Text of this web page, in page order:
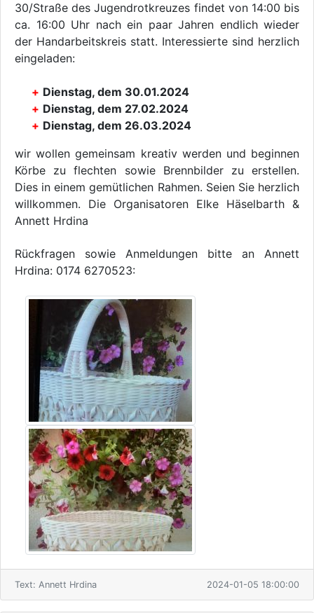
30/Straße des Jugendrotkreuzes findet von 14:00 bis
ca. 16:00 Uhr nach ein paar Jahren endlich wieder
der Handarbeitskreis statt. Interessierte sind herzlich
eingeladen:
Dienstag, dem 30.01.2024
Dienstag, dem 27.02.2024
Dienstag, dem 26.03.2024
wir wollen gemeinsam kreativ werden und beginnen
Körbe zu flechten sowie Brennbilder zu erstellen.
Dies in einem gemütlichen Rahmen. Seien Sie herzlich
willkommen. Die Organisatoren Elke Häselbarth &
Annett Hrdina
Rückfragen sowie Anmeldungen bitte an Annett
Hrdina: 0174 6270523:
Text: Annett Hrdina 2024-01-05 18:00:00